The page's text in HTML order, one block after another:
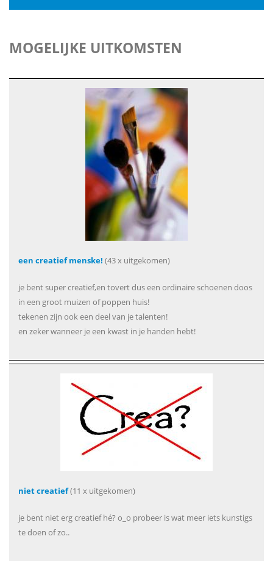
MOGELIJKE UITKOMSTEN
een creatief menske! (43 x uitgekomen)
je bent super creatief,en tovert dus een ordinaire schoenen doos
in een groot muizen of poppen huis!
tekenen zijn ook een deel van je talenten!
en zeker wanneer je een kwast in je handen hebt!
niet creatief(11 x uitgekomen)
je bent niet erg creatief hé? o_o probeer is wat meer iets kunstigs
te doen of zo..